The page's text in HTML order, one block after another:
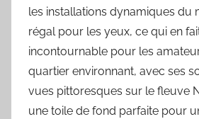
les installations dynamiques du
régal pour les yeux, ce qui en
incontournable pour les
quartier environnant, avec ses
vues pittoresques sur le fleuve
une toile de fond parfaite pour